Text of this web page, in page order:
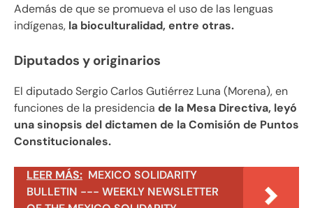
Además de que se promueva el uso de las lenguas
indígenas, la bioculturalidad, entre otras.
Diputados y originarios
El diputado Sergio Carlos Gutiérrez Luna (Morena), en
funciones de la presidencia de la Mesa Directiva, leyó
una sinopsis del dictamen de la Comisión de Puntos
Constitucionales.
LEER MÁS: MEXICO SOLIDARITY
BULLETIN --- WEEKLY NEWSLETTER